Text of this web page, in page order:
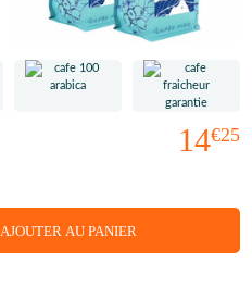
14€25
AJOUTER AU PANIER